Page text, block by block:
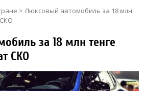
> Люксовый автомобиль за 18 млн
за 18 млн тенге
СКО